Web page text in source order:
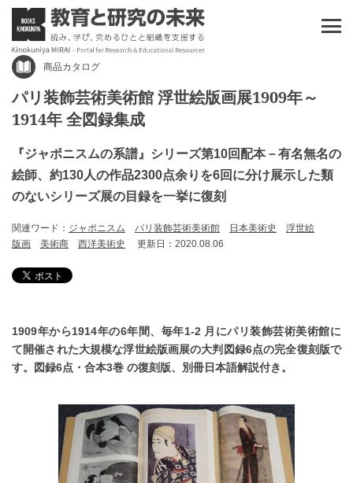
商品カタログ
パリ装飾芸術美術館 浮世絵版画展1909年～
1914年 全図録集成
『ジャポニスムの系譜』シリーズ第10回配本－有名無名の
絵師、約130人の作品2300点余りを6回に分け展示した類
のないシリーズ展の目録を一挙に復刻
関連ワード： ジャポニスム パリ装飾芸術美術館 日本美術史
浮世絵
版画
美術商 西洋美術史 更新日：2020.08.06
1909年から1914年の6年間、毎年1-2 月にパリ装飾芸術美術館に
て開催された大規模な浮世絵版画展の大判図録6点の完全復刻版で
す。図録6点・合本3巻 の復刻版、別冊日本語解説付き。